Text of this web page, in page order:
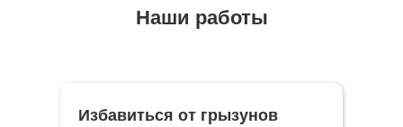
Наши работы
Избавиться от грызунов